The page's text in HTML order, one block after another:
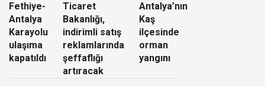
Fethiye-
Antalya
Karayolu
ulaşıma
kapatıldı
Ticaret
Bakanlığı,
indirimli satış
reklamlarında
şeffaflığı
artıracak
Antalya’nın
Kaş
ilçesinde
orman
yangını